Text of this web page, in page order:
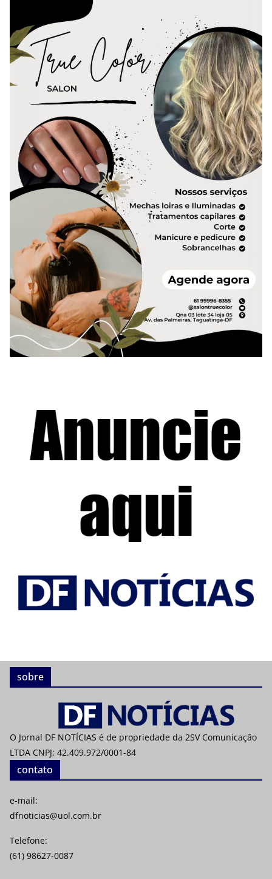
sobre
O Jornal DF NOTÍCIAS é de propriedade da 2SV Comunicação
LTDA CNPJ: 42.409.972/0001-84
contato
e-mail:
dfnoticias@uol.com.br
Telefone:
(61) 98627-0087